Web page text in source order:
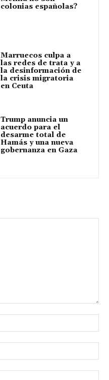
colonias españolas?
Marruecos culpa a
las redes de trata y a
la desinformación de
la crisis migratoria
en Ceuta
Trump anuncia un
acuerdo para el
desarme total de
Hamás y una nueva
gobernanza en Gaza